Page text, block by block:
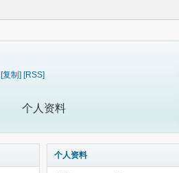
[复制] [RSS]
个人资料
个人资料